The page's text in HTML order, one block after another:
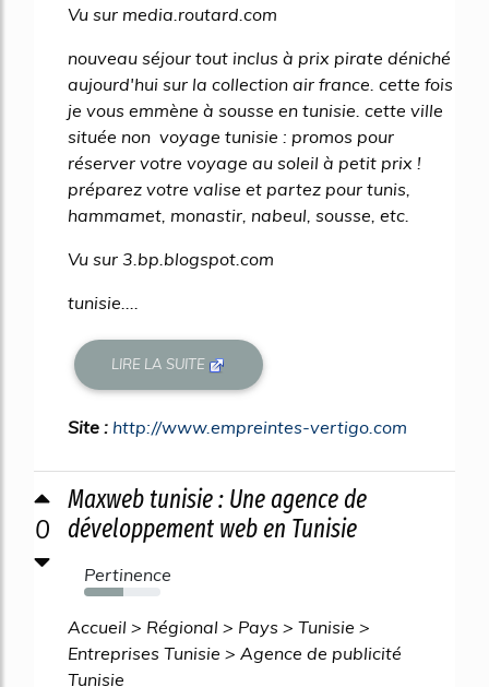
Vu sur media.routard.com
nouveau séjour tout inclus à prix pirate déniché
aujourd'hui sur la collection air france. cette fois
je vous emmène à sousse en tunisie. cette ville
située non voyage tunisie : promos pour
réserver votre voyage au soleil à petit prix !
préparez votre valise et partez pour tunis,
hammamet, monastir, nabeul, sousse, etc.
Vu sur 3.bp.blogspot.com
tunisie....
LIRE LA SUITE
Site : http://www.empreintes-vertigo.com
0
Maxweb tunisie : Une agence de
développement web en Tunisie
Pertinence
51%
Accueil > Régional > Pays > Tunisie >
Entreprises Tunisie > Agence de publicité
Tunisie